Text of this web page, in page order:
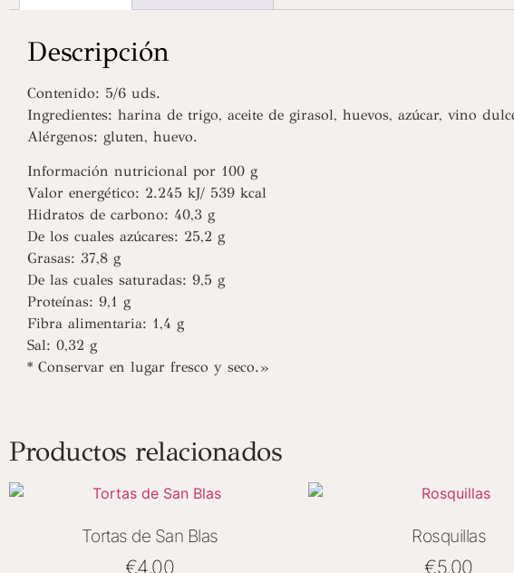
Descripción
Contenido: 5/6 uds.
Ingredientes: harina de trigo, aceite de girasol, huevos, azúcar, vino
Alérgenos: gluten, huevo.
Información nutricional por 100 g
Valor energético: 2.245 kJ/ 539 kcal
Hidratos de carbono: 40,3 g
De los cuales azúcares: 25,2 g
Grasas: 37,8 g
De las cuales saturadas: 9,5 g
Proteínas: 9,1 g
Fibra alimentaria: 1,4 g
Sal: 0,32 g
* Conservar en lugar fresco y seco.»
Productos relacionados
Tortas de San Blas
€4.00
Rosquillas
€5.00